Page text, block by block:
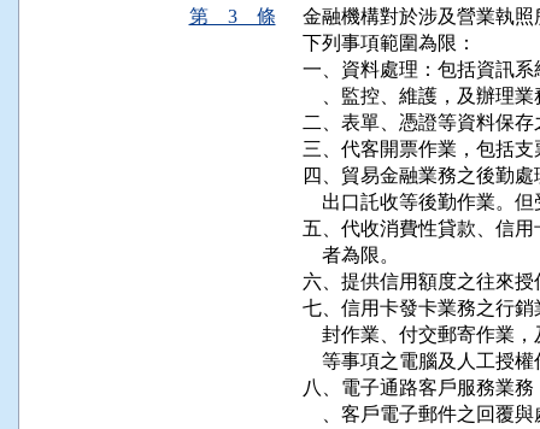
第 3 條
金融機構對於涉及營業執
下列事項範圍為限：
一、資料處理：包括資訊
、監控、維護，及辦理
二、表單、憑證等資料保存
三、代客開票作業，包括支
四、貿易金融業務之後勤
出口託收等後勤作業。
五、代收消費性貸款、信
    者為限。
六、提供信用額度之往來
七、信用卡發卡業務之行
封作業、付交郵寄作業
等事項之電腦及人工授
八、電子通路客戶服務業
、客戶電子郵件之回覆